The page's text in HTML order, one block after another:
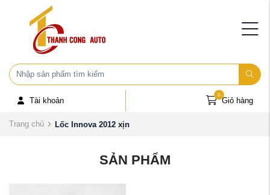
Tài khoản Giỏ hàng
0
Trang chủ Lốc Innova 2012 xịn
SẢN PHẨM